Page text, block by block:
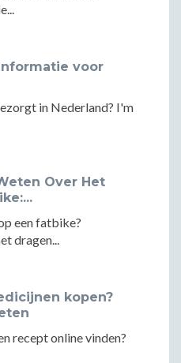
voor
in Nederland? I'm
Over Het
een fatbike?
dragen...
kopen?
recept online vinden?